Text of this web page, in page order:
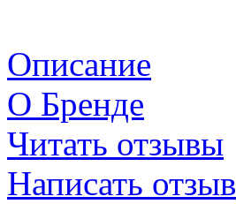
Описание
О Бренде
Читать отзывы
Написать отзыв